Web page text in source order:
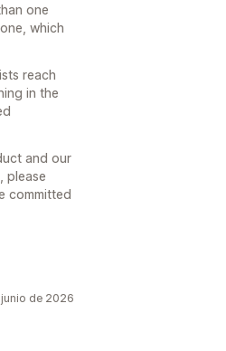
one
which
reach
in the
and our
please
committed
de 2026